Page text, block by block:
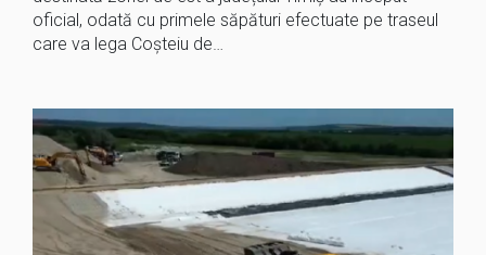
oficial, odată cu primele săpături efectuate pe traseul
care va lega Coșteiu de…